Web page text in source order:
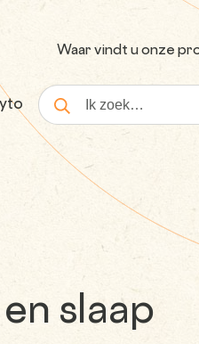
Waar vindt u onze
Zoekopdracht
slaap